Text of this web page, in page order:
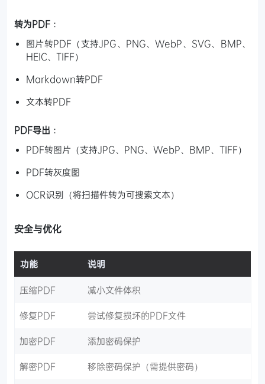
转为PDF ：
图片转PDF（支持JPG、PNG、WebP、SVG、BMP、
HEIC、TIFF）
Markdown转PDF
文本转PDF
PDF导出 ：
PDF转图片（支持JPG、PNG、WebP、BMP、TIFF）
PDF转灰度图
OCR识别（将扫描件转为可搜索文本）
安全与优化
功能 说明
压缩PDF 减小文件体积
修复PDF 尝试修复损坏的PDF文件
加密PDF 添加密码保护
解密PDF 移除密码保护（需提供密码）